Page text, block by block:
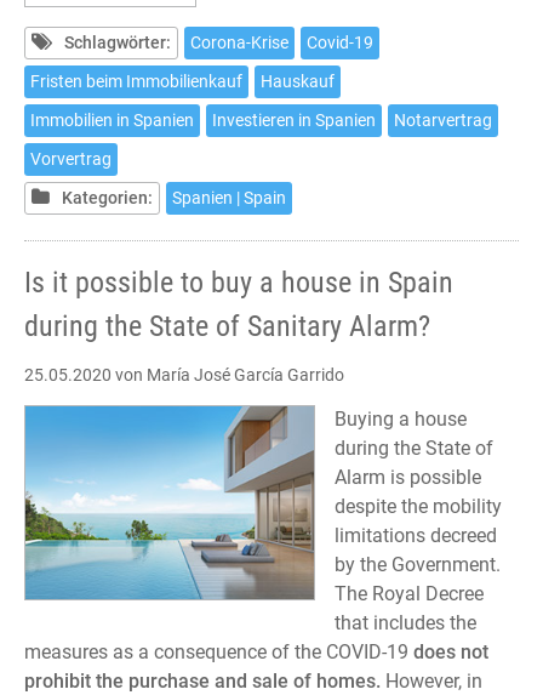
posible
comprar
una
casa
en
durante
el
Estado
de
Schlagwörter: Corona-Krise
Covid-19
Fristen beim Immobilienkauf
Hauskauf
Immobilien in Spanien
Investieren in Spanien
Notarvertrag
Vorvertrag
Kategorien:
Spanien | Spain
Is it possible to buy a house in Spain
during the State of Sanitary Alarm?
25.05.2020 von María José García Garrido
Buying a house
during the State of
Alarm is possible
despite the mobility
limitations decreed
by the Government.
The Royal Decree
that includes the
measures as a consequence of the COVID-19 does not
prohibit the purchase and sale of homes. However, in